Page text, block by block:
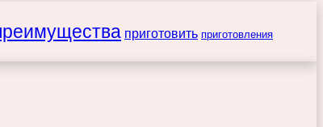
приготовить приготовления